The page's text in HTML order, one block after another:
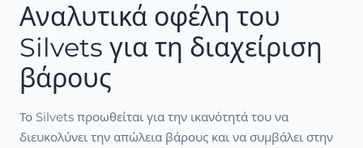
Αναλυτικά οφέλη του
Silvets για τη διαχείριση
βάρους
Το Silvets προωθείται για την ικανότητά του να
διευκολύνει την απώλεια βάρους και να συμβάλει στην